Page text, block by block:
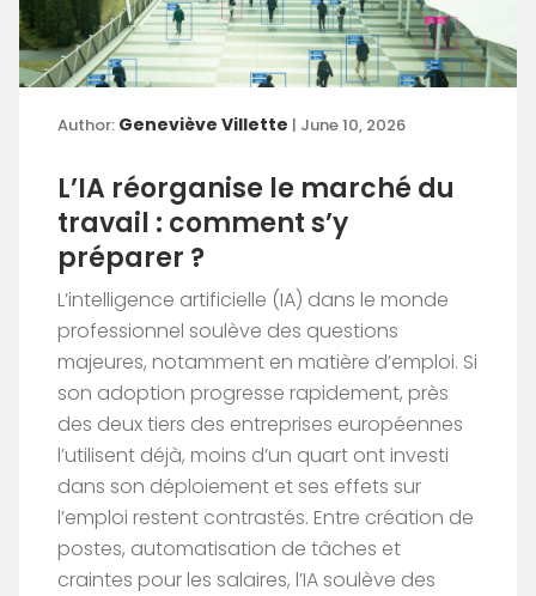
Author: Geneviève Villette | June 10, 2026
L’IA réorganise le marché du
travail : comment s’y
préparer ?
L’intelligence artificielle (IA) dans le monde
professionnel soulève des questions
majeures, notamment en matière d’emploi. Si
son adoption progresse rapidement, près
des deux tiers des entreprises européennes
l’utilisent déjà, moins d’un quart ont investi
dans son déploiement et ses effets sur
l’emploi restent contrastés. Entre création de
postes, automatisation de tâches et
craintes pour les salaires, l’IA soulève des